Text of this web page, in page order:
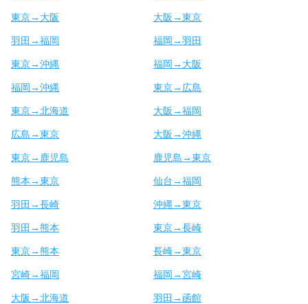
東京→大阪 大阪→東京
羽田→福岡 福岡→羽田
東京→沖縄 福岡→大阪
福岡→沖縄 東京→広島
東京→北海道 大阪→福岡
広島→東京 大阪→沖縄
東京→鹿児島 鹿児島→東京
熊本→東京 仙台→福岡
羽田→長崎 沖縄→東京
羽田→熊本 東京→長崎
東京→熊本 長崎→東京
宮崎→福岡 福岡→宮崎
大阪→北海道 羽田→函館